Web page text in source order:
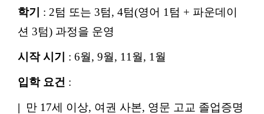
학기
: 2텀 또는 3텀, 4텀(영어 1텀 + 파운데이
션 3텀) 과정을 운영
시작 시기 : 6월, 9월, 11월, 1월
입학 요건 :
|
만 17세 이상, 여권 사본, 영문 고교 졸업증명